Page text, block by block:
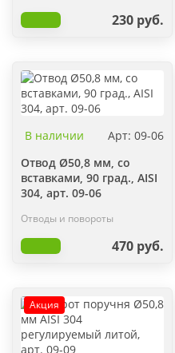
230 руб.
В наличии
Арт: 09-06
Отвод Ø50,8 мм, со
вставками, 90 град., AISI
304, арт. 09-06
Отводы и повороты
470 руб.
Акция